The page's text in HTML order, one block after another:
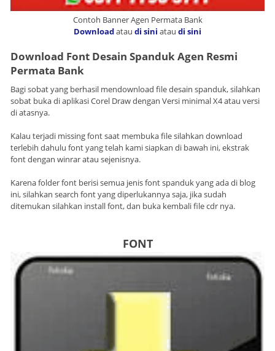
Contoh Banner Agen Permata Bank
Downloadatau di sini atau di sini
Download Font Desain Spanduk Agen Resmi
Permata Bank
Bagi sobat yang berhasil mendownload file desain spanduk, silahkan
sobat buka di aplikasi Corel Draw dengan Versi minimal X4 atau versi
di atasnya.
Kalau terjadi missing font saat membuka file silahkan download
terlebih dahulu font yang telah kami siapkan di bawah ini, ekstrak
font dengan winrar atau sejenisnya.
Karena folder font berisi semua jenis font spanduk yang ada di blog
ini, silahkan search font yang diperlukannya saja, jika sudah
ditemukan silahkan install font, dan buka kembali file cdr nya.
FONT